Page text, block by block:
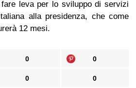
leva per lo sviluppo di servizi
alla presidenza, che come
12 mesi.
0 0
0 0